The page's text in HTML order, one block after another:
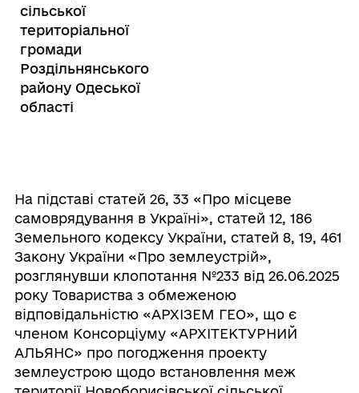
сільської
територіальної
громади
Роздільнянського
району Одеської
області
На підставі статей 26, 33 «Про місцеве
самоврядування в Україні», статей 12, 186
Земельного кодексу України, статей 8, 19, 461
Закону України «Про землеустрій»,
розглянувши клопотання №233 від 26.06.2025
року Товариства з обмеженою
відповідальністю «АРХІЗЕМ ГЕО», що є
членом Консорціуму «АРХІТЕКТУРНИЙ
АЛЬЯНС» про погодження проекту
землеустрою щодо встановлення меж